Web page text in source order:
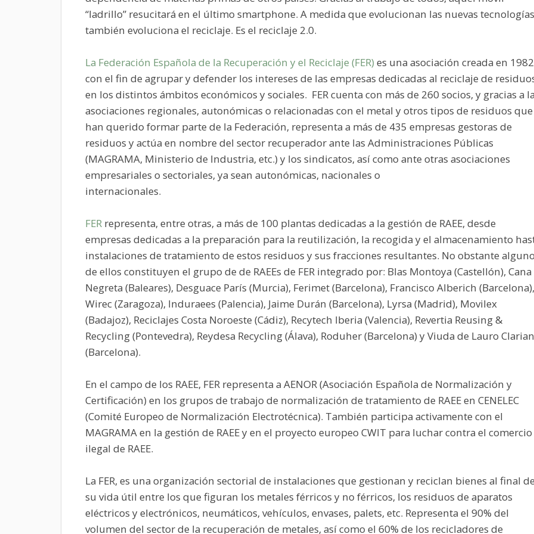
“ladrillo” resucitará en el último smartphone. A medida que evolucionan las nuevas tecnologías
también evoluciona el reciclaje. Es el reciclaje 2.0.
La Federación Española de la Recuperación y el Reciclaje (FER) es una asociación creada en 1982
con el fin de agrupar y defender los intereses de las empresas dedicadas al reciclaje de
en los distintos ámbitos económicos y sociales. FER cuenta con más de 260 socios, y gracias a
asociaciones regionales, autonómicas o relacionadas con el metal y otros tipos de residuos que
han querido formar parte de la Federación, representa a más de 435 empresas gestoras de
residuos y actúa en nombre del sector recuperador ante las Administraciones Públicas
(MAGRAMA, Ministerio de Industria, etc.) y los sindicatos, así como ante otras asociaciones
empresariales o sectoriales, ya sean autonómicas, nacionales o
internacionales.
FER representa, entre otras, a más de 100 plantas dedicadas a la gestión de RAEE, desde
empresas dedicadas a la preparación para la reutilización, la recogida y el almacenamiento
instalaciones de tratamiento de estos residuos y sus fracciones resultantes. No obstante
de ellos constituyen el grupo de de RAEEs de FER integrado por: Blas Montoya (Castellón), Cana
Negreta (Baleares), Desguace París (Murcia), Ferimet (Barcelona), Francisco Alberich (Barcelona),
Wirec (Zaragoza), Induraees (Palencia), Jaime Durán (Barcelona), Lyrsa (Madrid), Movilex
(Badajoz), Reciclajes Costa Noroeste (Cádiz), Recytech Iberia (Valencia), Revertia Reusing &
Recycling (Pontevedra), Reydesa Recycling (Álava), Roduher (Barcelona) y Viuda de Lauro
(Barcelona).
En el campo de los RAEE, FER representa a AENOR (Asociación Española de Normalización y
Certificación) en los grupos de trabajo de normalización de tratamiento de RAEE en CENELEC
(Comité Europeo de Normalización Electrotécnica). También participa activamente con el
MAGRAMA en la gestión de RAEE y en el proyecto europeo CWIT para luchar contra el comercio
ilegal de RAEE.
La FER, es una organización sectorial de instalaciones que gestionan y reciclan bienes al final de
su vida útil entre los que figuran los metales férricos y no férricos, los residuos de aparatos
eléctricos y electrónicos, neumáticos, vehículos, envases, palets, etc. Representa el 90% del
volumen del sector de la recuperación de metales, así como el 60% de los recicladores de